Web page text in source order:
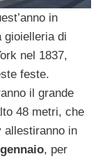
in
gioielleria di
nel 1837,
feste.
il grande
48 metri, che
allestiranno in
, per